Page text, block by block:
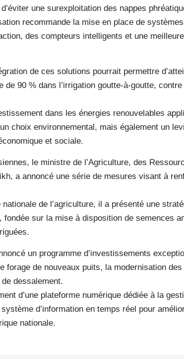
une surexploitation des nappes
recommande la mise en place de
des compteurs intelligents et une
de ces solutions pourrait permettre
de 90 % dans l’irrigation goutte-à-goutte,
dans les énergies renouvelables
choix environnemental, mais également un
et sociale.
le ministre de l’Agriculture, des
a annoncé une série de mesures visant à
de l’agriculture, il a présenté une
fondée sur la mise à disposition de semences
un programme d’investissements
forage de nouveaux puits, la modernisation
dessalement.
d’une plateforme numérique dédiée à la
système d’information en temps réel pour
nationale.